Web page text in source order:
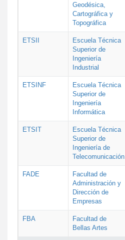
Geodésica,
Cartográfica y
Topográfica
ETSII
Escuela Técnica
Superior de
Ingeniería
Industrial
ETSINF
Escuela Técnica
Superior de
Ingeniería
Informática
ETSIT
Escuela Técnica
Superior de
Ingeniería de
Telecomunicación
FADE
Facultad de
Administración y
Dirección de
Empresas
FBA
Facultad de
Bellas Artes